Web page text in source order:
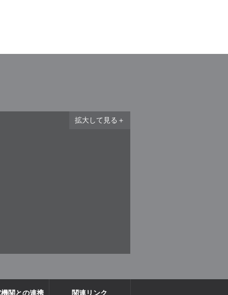
拡大して見る＋
関との連携 関連リンク